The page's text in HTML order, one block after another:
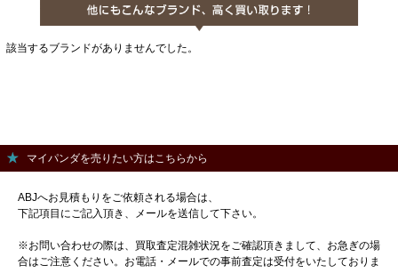
該当するブランドがありませんでした。
マイパンダを売りたい方はこちらから
ABJへお見積もりをご依頼される場合は、
下記項目にご記入頂き、メールを送信して下さい。
※お問い合わせの際は、買取査定混雑状況をご確認頂きまして、お急ぎの場
合はご注意ください。お電話・メールでの事前査定は受付をいたしておりま